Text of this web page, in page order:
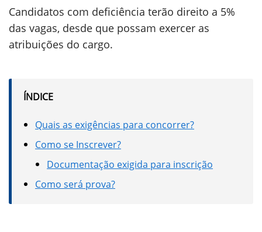
Candidatos com deficiência terão direito a 5%
das vagas, desde que possam exercer as
atribuições do cargo.
ÍNDICE
Quais as exigências para concorrer?
Como se Inscrever?
Documentação exigida para inscrição
Como será prova?